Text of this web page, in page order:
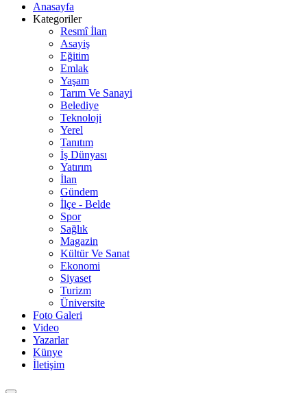
Anasayfa
Kategoriler
Resmî İlan
Asayiş
Eğitim
Emlak
Yaşam
Tarım Ve Sanayi
Belediye
Teknoloji
Yerel
Tanıtım
İş Dünyası
Yatırım
İlan
Gündem
İlçe - Belde
Spor
Sağlık
Magazin
Kültür Ve Sanat
Ekonomi
Siyaset
Turizm
Üniversite
Foto Galeri
Video
Yazarlar
Künye
İletişim